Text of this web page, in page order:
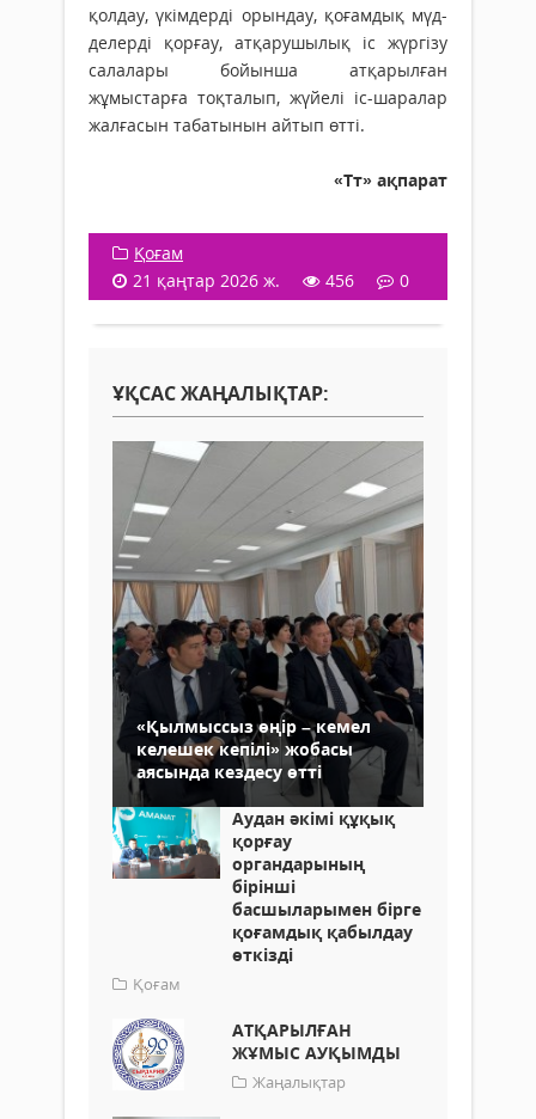
қолдау, үкімдерді орындау, қоғамдық мүд­
делерді қорғау, атқарушылық іс жүргізу
салалары бойынша атқа­рылған
жұмыстарға тоқталып, жү­йелі іс-шаралар
жалғасын табатынын айтып өтті.
«Тт» ақпарат
Қоғам
21 қаңтар 2026 ж.
456 0
ҰҚСАС ЖАҢАЛЫҚТАР:
«Қылмыссыз өңір – кемел
келешек кепілі» жобасы
аясында кездесу өтті
Аудан әкімі құқық
қорғау
органдарының
бірінші
басшыларымен бірге
қоғамдық қабылдау
өткізді
Қоғам
АТҚАРЫЛҒАН
ЖҰМЫС АУҚЫМДЫ
Жаңалықтар